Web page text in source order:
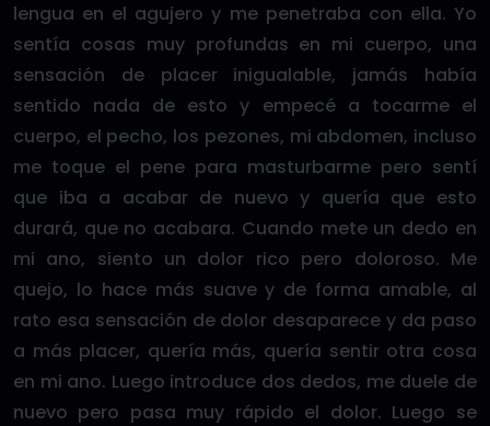
lengua en el agujero y me penetraba con ella. Yo
sentía cosas muy profundas en mi cuerpo, una
sensación de placer inigualable, jamás había
sentido nada de esto y empecé a tocarme el
cuerpo, el pecho, los pezones, mi abdomen, incluso
me toque el pene para masturbarme pero sentí
que iba a acabar de nuevo y quería que esto
durará, que no acabara. Cuando mete un dedo en
mi ano, siento un dolor rico pero doloroso. Me
quejo, lo hace más suave y de forma amable, al
rato esa sensación de dolor desaparece y da paso
a más placer, quería más, quería sentir otra cosa
en mi ano. Luego introduce dos dedos, me duele de
nuevo pero pasa muy rápido el dolor. Luego se